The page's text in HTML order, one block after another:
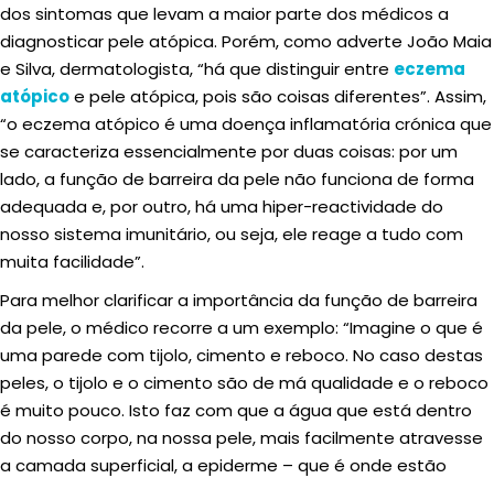
dos sintomas que levam a maior parte dos médicos a
diagnosticar pele atópica. Porém, como adverte João Maia
e Silva, dermatologista, “há que distinguir entre eczema
atópicoe pele atópica, pois são coisas diferentes”. Assim,
“o eczema atópico é uma doença inflamatória crónica que
se caracteriza essencialmente por duas coisas: por um
lado, a função de barreira da pele não funciona de forma
adequada e, por outro, há uma hiper-reactividade do
nosso sistema imunitário, ou seja, ele reage a tudo com
muita facilidade”.
Para melhor clarificar a importância da função de barreira
da pele, o médico recorre a um exemplo: “Imagine o que é
uma parede com tijolo, cimento e reboco. No caso destas
peles, o tijolo e o cimento são de má qualidade e o reboco
é muito pouco. Isto faz com que a água que está dentro
do nosso corpo, na nossa pele, mais facilmente atravesse
a camada superficial, a epiderme – que é onde estão